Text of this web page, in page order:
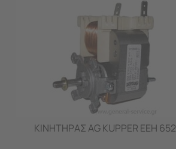
ΚΙΝΗΤΗΡΑΣ AG KUPPER EEH 652